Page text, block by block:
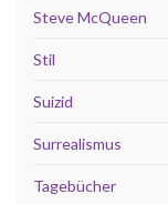
Steve McQueen
Stil
Suizid
Surrealismus
Tagebücher